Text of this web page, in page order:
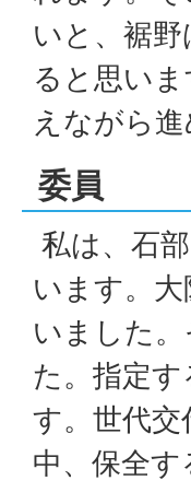
いと、裾
ると思い
えながら進
委員
私は、石
います。
いました
た。指定
す。世代
中、保全